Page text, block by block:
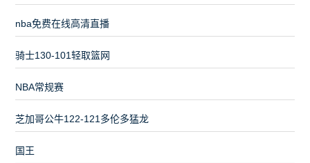
nba免费在线高清直播
骑士130-101轻取篮网
NBA常规赛
芝加哥公牛122-121多伦多猛龙
国王